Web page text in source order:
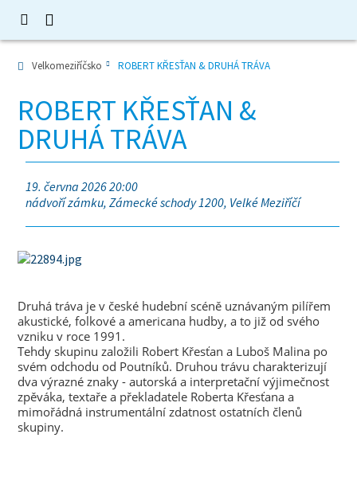
Velkomeziříčsko ROBERT KŘESŤAN & DRUHÁ TRÁVA
ROBERT KŘESŤAN &
DRUHÁ TRÁVA
19. června 2026 20:00
nádvoří zámku, Zámecké schody 1200, Velké Meziříčí
Druhá tráva je v české hudební scéně uznávaným pilířem
akustické, folkové a americana hudby, a to již od svého
vzniku v roce 1991.
Tehdy skupinu založili Robert Křesťan a Luboš Malina po
svém odchodu od Poutníků. Druhou trávu charakterizují
dva výrazné znaky - autorská a interpretační výjimečnost
zpěváka, textaře a překladatele Roberta Křesťana a
mimořádná instrumentální zdatnost ostatních členů
skupiny.